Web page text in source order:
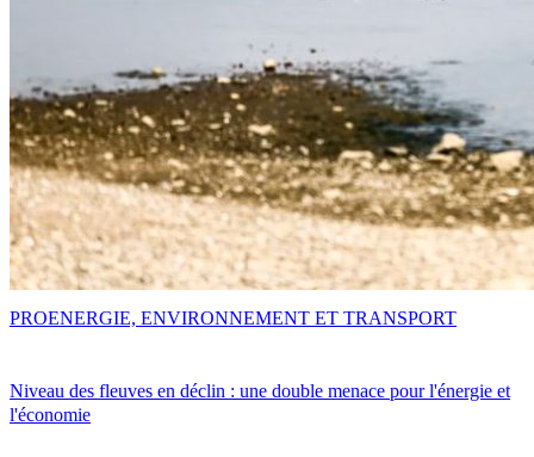
Niveau des fleuves en déclin : une double menace pour l'énergie et
l'économie
PROENERGIE, ENVIRONNEMENT ET TRANSPORT